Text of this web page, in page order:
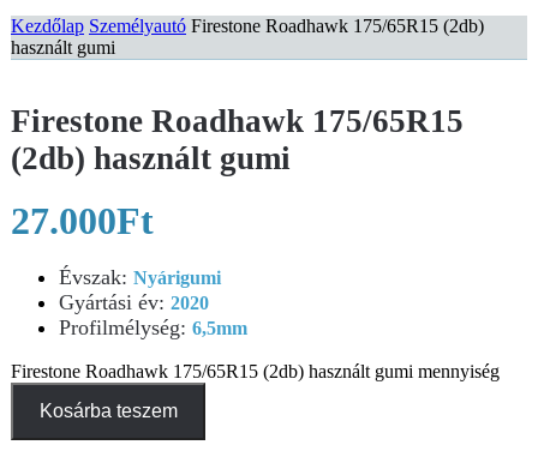
Kezdőlap Személyautó Firestone Roadhawk 175/65R15 (2db)
használt gumi
Firestone Roadhawk 175/65R15
(2db) használt gumi
27.000Ft
Évszak: Nyárigumi
Gyártási év: 2020
Profilmélység: 6,5mm
Firestone Roadhawk 175/65R15 (2db) használt gumi mennyiség
Kosárba teszem